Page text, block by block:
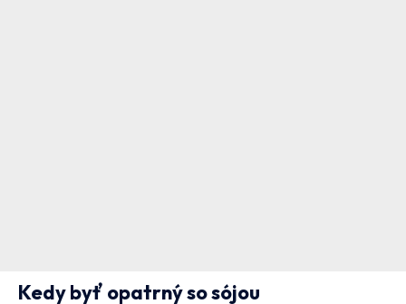
Kedy byť opatrný so sójou